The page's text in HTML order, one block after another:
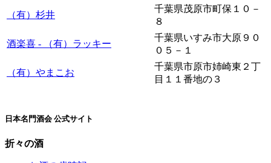
（有）杉井
千葉県茂原市町保１０－
８
酒楽喜 - （有）ラッキー
千葉県いすみ市大原９０
０５－１
（有）やまこお
千葉県市原市姉崎東２丁
目１１番地の３
日本名門酒会 公式サイト
折々の酒